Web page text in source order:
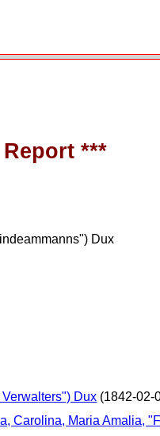
***
Dux
Dux (1842-02-
Carolina, Maria Amalia,